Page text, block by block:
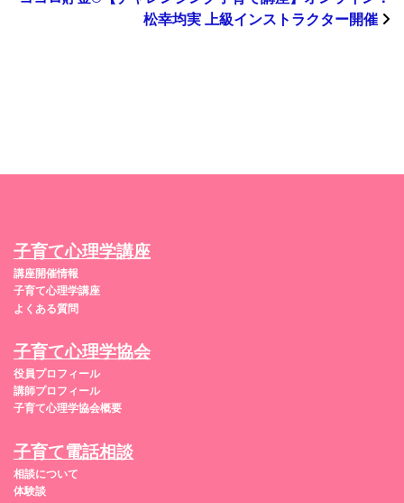
松幸均実 上級インストラクター開催
子育て心理学講座
講座開催情報
子育て心理学講座
よくある質問
子育て心理学協会
役員プロフィール
講師プロフィール
子育て心理学協会概要
子育て電話相談
相談について
体験談